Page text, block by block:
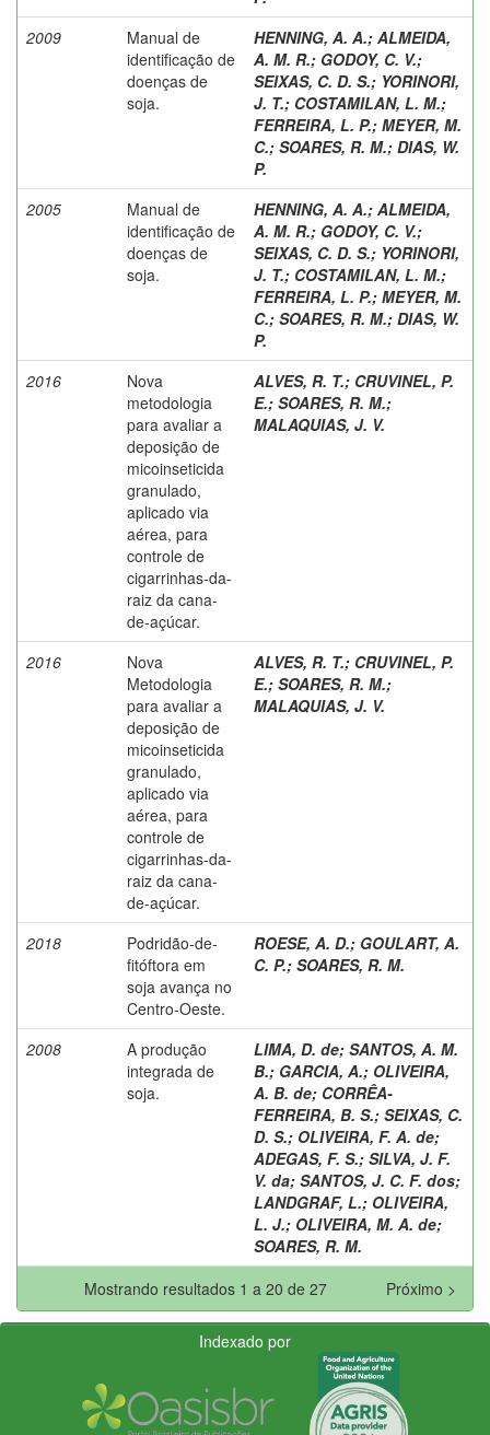
2009
Manual de
identificação de
doenças de
soja.
HENNING, A. A.; ALMEIDA,
A. M. R.; GODOY, C. V.;
SEIXAS, C. D. S.; YORINORI,
J. T.; COSTAMILAN, L. M.;
FERREIRA, L. P.; MEYER, M.
C.; SOARES, R. M.; DIAS, W.
P.
2005
Manual de
identificação de
doenças de
soja.
HENNING, A. A.; ALMEIDA,
A. M. R.; GODOY, C. V.;
SEIXAS, C. D. S.; YORINORI,
J. T.; COSTAMILAN, L. M.;
FERREIRA, L. P.; MEYER, M.
C.; SOARES, R. M.; DIAS, W.
P.
2016
Nova
metodologia
para avaliar a
deposição de
micoinseticida
granulado,
aplicado via
aérea, para
controle de
cigarrinhas-da-
raiz da cana-
de-açúcar.
ALVES, R. T.; CRUVINEL, P.
E.; SOARES, R. M.;
MALAQUIAS, J. V.
2016
Nova
Metodologia
para avaliar a
deposição de
micoinseticida
granulado,
aplicado via
aérea, para
controle de
cigarrinhas-da-
raiz da cana-
de-açúcar.
ALVES, R. T.; CRUVINEL, P.
E.; SOARES, R. M.;
MALAQUIAS, J. V.
2018
Podridão-de-
fitóftora em
soja avança no
Centro-Oeste.
ROESE, A. D.; GOULART, A.
C. P.; SOARES, R. M.
2008
A produção
integrada de
soja.
LIMA, D. de; SANTOS, A. M.
B.; GARCIA, A.; OLIVEIRA,
A. B. de; CORRÊA-
FERREIRA, B. S.; SEIXAS, C.
D. S.; OLIVEIRA, F. A. de;
ADEGAS, F. S.; SILVA, J. F.
V. da; SANTOS, J. C. F. dos;
LANDGRAF, L.; OLIVEIRA,
L. J.; OLIVEIRA, M. A. de;
SOARES, R. M.
Mostrando resultados 1 a 20 de 27
Próximo >
Indexado por